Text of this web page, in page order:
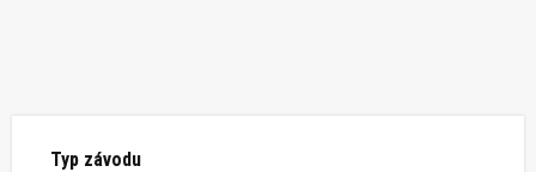
Typ závodu